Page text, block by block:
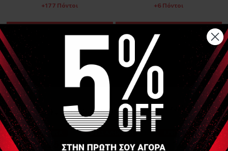
+177 Πόντοι +6 Πόντοι
GIMA
Αναλογικό Δυναμόμετρο
Χεριού